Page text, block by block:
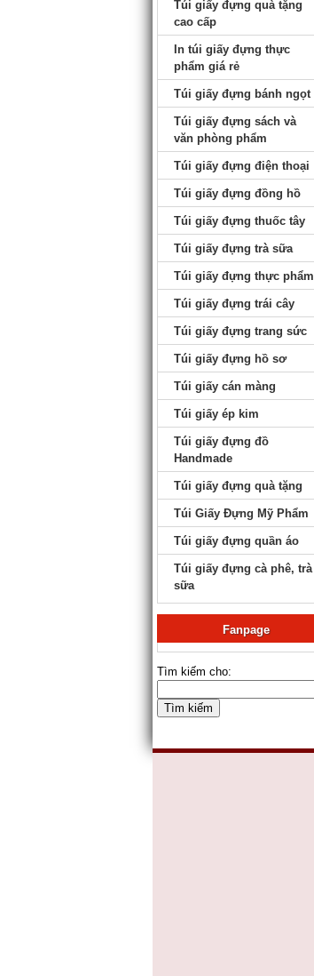
Túi giấy đựng quà tặng
cao cấp
In túi giấy đựng thực
phẩm giá rẻ
Túi giấy đựng bánh ngọt
Túi giấy đựng sách và
văn phòng phẩm
Túi giấy đựng điện thoại
Túi giấy đựng đồng hồ
Túi giấy đựng thuốc tây
Túi giấy đựng trà sữa
Túi giấy đựng thực phẩm
Túi giấy đựng trái cây
Túi giấy đựng trang sức
Túi giấy đựng hồ sơ
Túi giấy cán màng
Túi giấy ép kim
Túi giấy đựng đồ
Handmade
Túi giấy đựng quà tặng
Túi Giấy Đựng Mỹ Phẩm
Túi giấy đựng quần áo
Túi giấy đựng cà phê, trà
sữa
Fanpage
Tìm kiếm cho: